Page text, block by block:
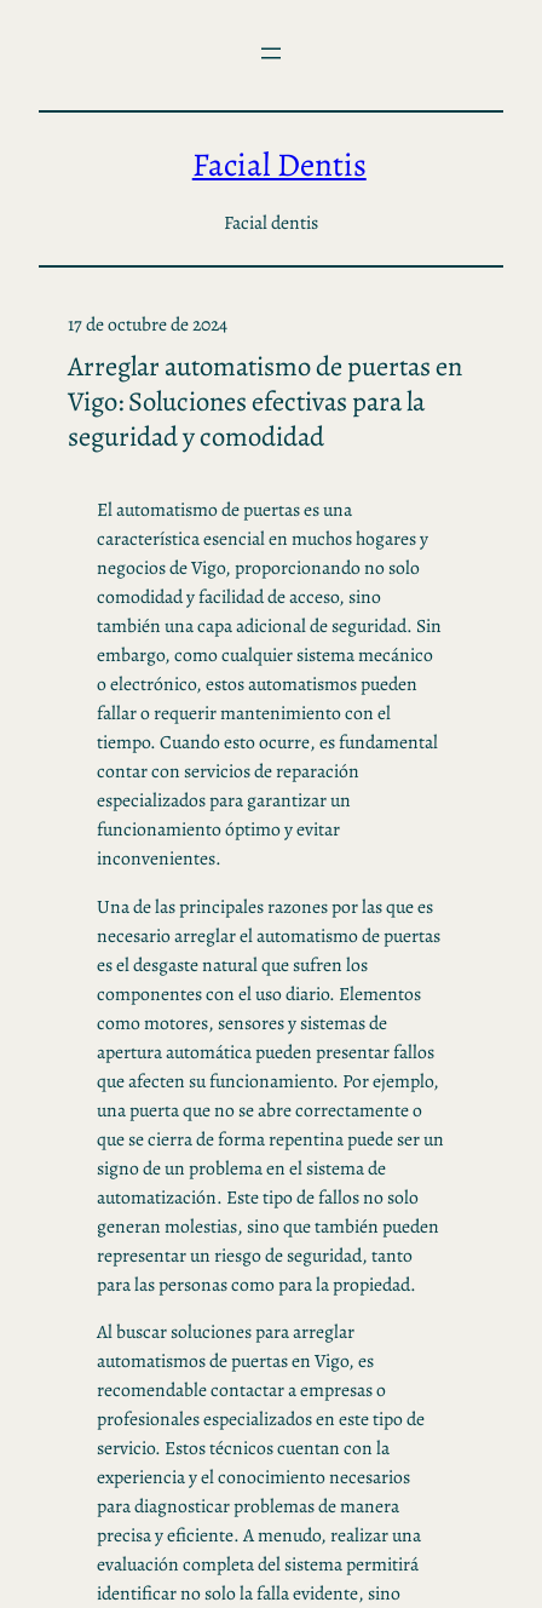
Facial Dentis
Facial dentis
17 de octubre de 2024
Arreglar automatismo de puertas en
Vigo: Soluciones efectivas para la
seguridad y comodidad
El automatismo de puertas es una
característica esencial en muchos hogares y
negocios de Vigo, proporcionando no solo
comodidad y facilidad de acceso, sino
también una capa adicional de seguridad. Sin
embargo, como cualquier sistema mecánico
o electrónico, estos automatismos pueden
fallar o requerir mantenimiento con el
tiempo. Cuando esto ocurre, es fundamental
contar con servicios de reparación
especializados para garantizar un
funcionamiento óptimo y evitar
inconvenientes.
Una de las principales razones por las que es
necesario arreglar el automatismo de puertas
es el desgaste natural que sufren los
componentes con el uso diario. Elementos
como motores, sensores y sistemas de
apertura automática pueden presentar fallos
que afecten su funcionamiento. Por ejemplo,
una puerta que no se abre correctamente o
que se cierra de forma repentina puede ser un
signo de un problema en el sistema de
automatización. Este tipo de fallos no solo
generan molestias, sino que también pueden
representar un riesgo de seguridad, tanto
para las personas como para la propiedad.
Al buscar soluciones para arreglar
automatismos de puertas en Vigo, es
recomendable contactar a empresas o
profesionales especializados en este tipo de
servicio. Estos técnicos cuentan con la
experiencia y el conocimiento necesarios
para diagnosticar problemas de manera
precisa y eficiente. A menudo, realizar una
evaluación completa del sistema permitirá
identificar no solo la falla evidente, sino